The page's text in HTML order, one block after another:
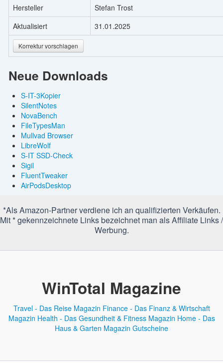
Hersteller
Stefan Trost
Aktualisiert
31.01.2025
Korrektur vorschlagen
Neue Downloads
S-IT-3Kopier
SilentNotes
NovaBench
FileTypesMan
Mullvad Browser
LibreWolf
S-IT SSD-Check
Sigil
FluentTweaker
AirPodsDesktop
*Als Amazon-Partner verdiene ich an qualifizierten Verkäufen.
Mit * gekennzeichnete Links bezeichnet man als Affiliate Links /
Werbung.
WinTotal Magazine
Travel - Das Reise Magazin Finance - Das Finanz & Wirtschaft
Magazin Health - Das Gesundheit & Fitness Magazin Home - Das
Haus & Garten Magazin Gutscheine